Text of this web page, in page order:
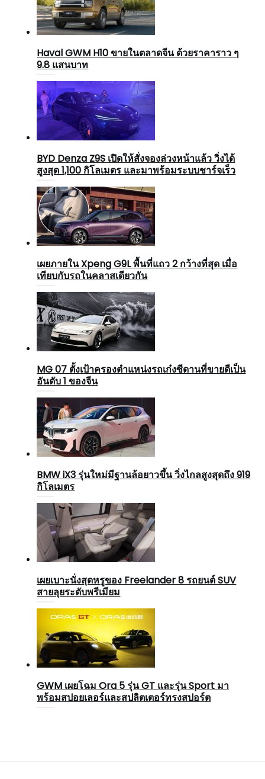
Haval GWM H10 ขายในตลาดจีน ด้วยราคาราว ๆ
9.8 แสนบาท
BYD Denza Z9S เปิดให้สั่งจองล่วงหน้าแล้ว วิ่งได้
สูงสุด 1,100 กิโลเมตร และมาพร้อมระบบชาร์จเร็ว
เผยภายใน Xpeng G9L พื้นที่แถว 2 กว้างที่สุด เมื่อ
เทียบกับรถในคลาสเดียวกัน
MG 07 ตั้งเป้าครองตำแหน่งรถเก๋งซีดานที่ขายดีเป็น
อันดับ 1 ของจีน
BMW iX3 รุ่นใหม่มีฐานล้อยาวขึ้น วิ่งไกลสูงสุดถึง 919
กิโลเมตร
เผยเบาะนั่งสุดหรูของ Freelander 8 รถยนต์ SUV
สายลุยระดับพรีเมียม
GWM เผยโฉม Ora 5 รุ่น GT และรุ่น Sport มา
พร้อมสปอยเลอร์และสปลิตเตอร์ทรงสปอร์ต